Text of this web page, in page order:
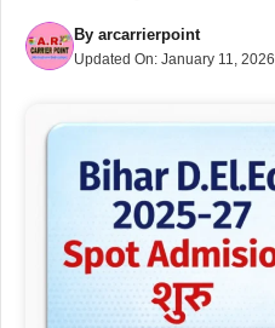
By arcarrierpoint
Updated On: January 11, 2026